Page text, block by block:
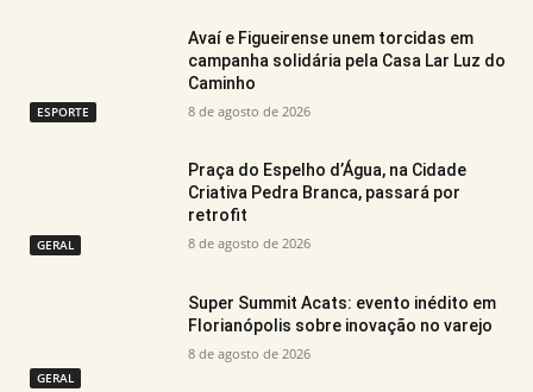
ESPORTE
Avaí e Figueirense unem torcidas em
campanha solidária pela Casa Lar Luz do
Caminho
8 de agosto de 2026
GERAL
Praça do Espelho d’Água, na Cidade
Criativa Pedra Branca, passará por
retrofit
8 de agosto de 2026
GERAL
Super Summit Acats: evento inédito em
Florianópolis sobre inovação no varejo
8 de agosto de 2026